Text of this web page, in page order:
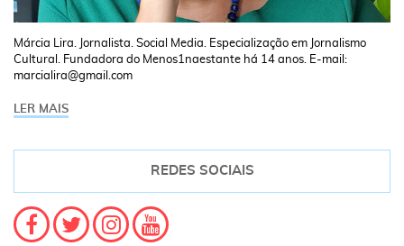
Márcia Lira. Jornalista. Social Media. Especialização em Jornalismo
Cultural. Fundadora do Menos1naestante há 14 anos. E-mail:
marcialira@gmail.com
LER MAIS
REDES SOCIAIS